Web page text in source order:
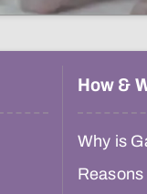
How &
Why is